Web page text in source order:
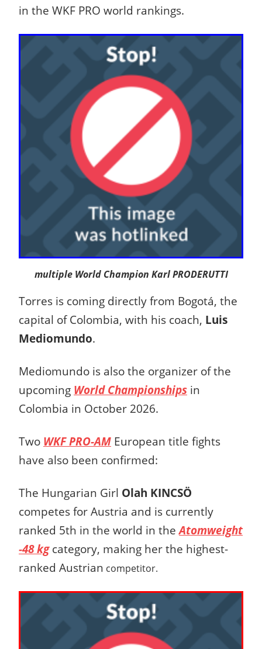
in the WKF PRO world rankings.
multiple World Champion Karl PRODERUTTI
Torres is coming directly from Bogotá, the
capital of Colombia, with his coach, Luis
Mediomundo.
Mediomundo is also the organizer of the
upcoming World Championships in
Colombia in October 2026.
Two WKF PRO-AM European title fights
have also been confirmed:
The Hungarian Girl Olah KINCSÖ
competes for Austria and is currently
ranked 5th in the world in theAtomweight
-48 kg category, making her the highest-
ranked Austrian competitor.